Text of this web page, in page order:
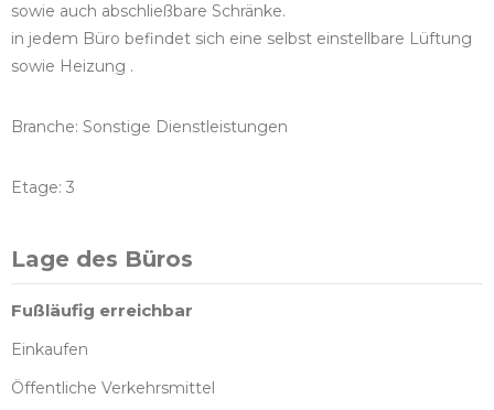
sowie auch abschließbare Schränke.
in jedem Büro befindet sich eine selbst einstellbare Lüftung
sowie Heizung .
Branche: Sonstige Dienstleistungen
Etage: 3
Lage des Büros
Fußläufig erreichbar
Einkaufen
Öffentliche Verkehrsmittel